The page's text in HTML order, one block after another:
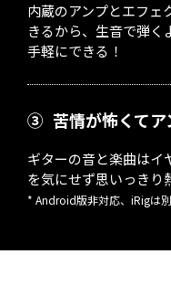
内蔵のアンプとエフェ
きるから、生音で弾
手軽にできる！
③ 苦情が怖くて
ギターの音と楽曲はイ
を気にせず思いっきり
* Android版非対応、iRigは